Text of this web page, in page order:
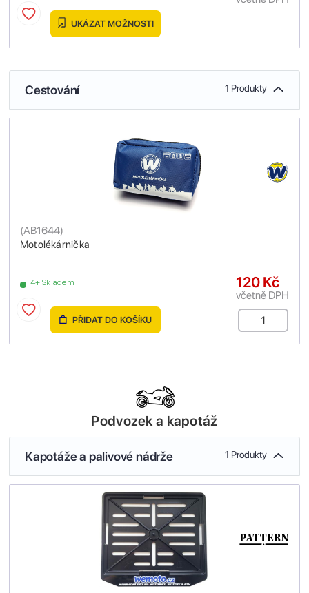
UKÁZAT MOŽNOSTI
Cestování 1 Produkty
Motolékárnička
(AB1644)
4+ Skladem 120 Kč
včetně DPH
PŘIDAT DO KOŠÍKU
Podvozek a kapotáž
Kapotáže a palivové nádrže 1 Produkty